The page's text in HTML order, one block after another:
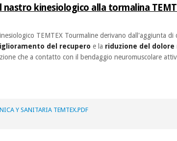
kinesiologico alla tormalina
TEMTEX Tourmaline derivano dall'aggiunta
del recupero e la riduzione del dolore
che a contatto con il bendaggio neuromuscolare
Y SANITARIA TEMTEX.PDF